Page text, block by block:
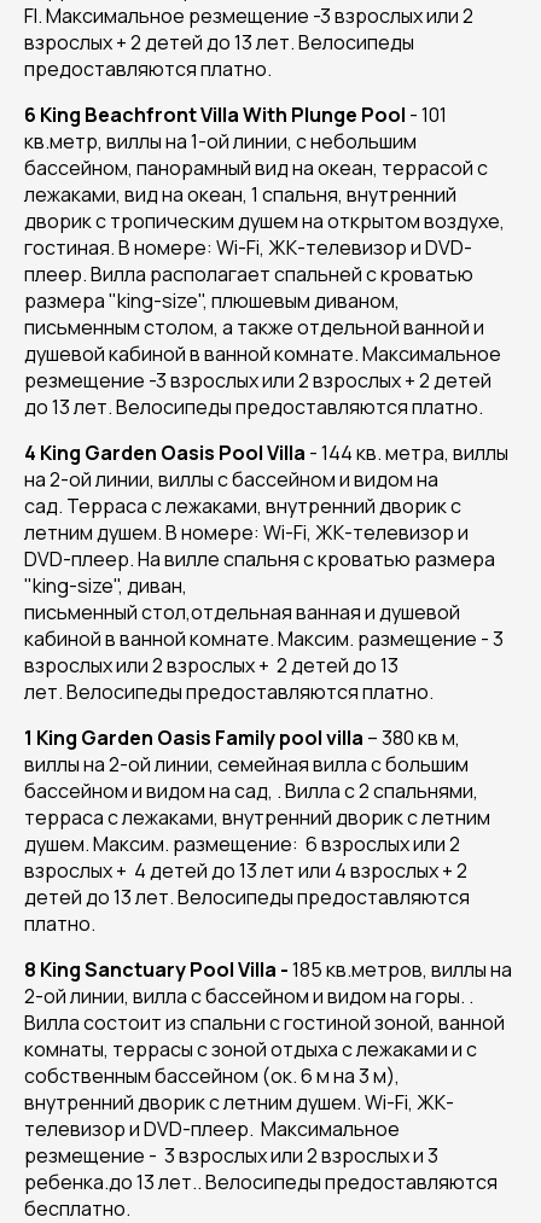
FI. Максимальное резмещение -3 взрослых или 2
взрослых + 2 детей до 13 лет. Велосипеды
предоставляются платно.
6 King Beachfront Villa With Plunge Pool - 101
кв.метр, виллы на 1-ой линии, с небольшим
бассейном, панорамный вид на океан, террасой с
лежаками, вид на океан, 1 спальня, внутренний
дворик с тропическим душем на открытом воздухе,
гостиная. В номере: Wi-Fi, ЖК-телевизор и DVD-
плеер. Вилла располагает спальней с кроватью
размера "king-size", плюшевым диваном,
письменным столом, а также отдельной ванной и
душевой кабиной в ванной комнате. Максимальное
резмещение -3 взрослых или 2 взрослых + 2 детей
до 13 лет. Велосипеды предоставляются платно.
4 King Garden Oasis Pool Villa - 144 кв. метра, виллы
на 2-ой линии, виллы с бассейном и видом на
сад. Терраса с лежаками, внутренний дворик с
летним душем. В номере: Wi-Fi, ЖК-телевизор и
DVD-плеер. На вилле спальня с кроватью размера
"king-size", диван,
письменный стол,отдельная ванная и душевой
кабиной в ванной комнате. Максим. размещение - 3
взрослых или 2 взрослых + 2 детей до 13
лет. Велосипеды предоставляются платно.
1 King Garden Oasis Family pool villa – 380 кв м,
виллы на 2-ой линии, семейная вилла с большим
бассейном и видом на сад, . Вилла с 2 спальнями,
терраса с лежаками, внутренний дворик с летним
душем. Максим. размещение: 6 взрослых или 2
взрослых + 4 детей до 13 лет или 4 взрослых + 2
детей до 13 лет. Велосипеды предоставляются
платно.
8 King Sanctuary Pool Villa -185 кв.метров, виллы на
2-ой линии, вилла с бассейном и видом на горы. .
Вилла состоит из спальни с гостиной зоной, ванной
комнаты, террасы с зоной отдыха с лежаками и с
собственным бассейном (ок. 6 м на 3 м),
внутренний дворик с летним душем. Wi-Fi, ЖК-
телевизор и DVD-плеер. Максимальное
резмещение - 3 взрослых или 2 взрослых и 3
ребенка.до 13 лет.. Велосипеды предоставляются
бесплатно.